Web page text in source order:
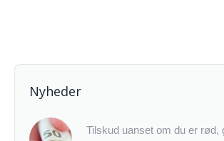
Nyheder
Tilskud uanset om du er rød,